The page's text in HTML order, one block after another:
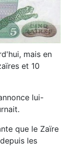
mais en
et 10
lui-
que le Zaïre
les